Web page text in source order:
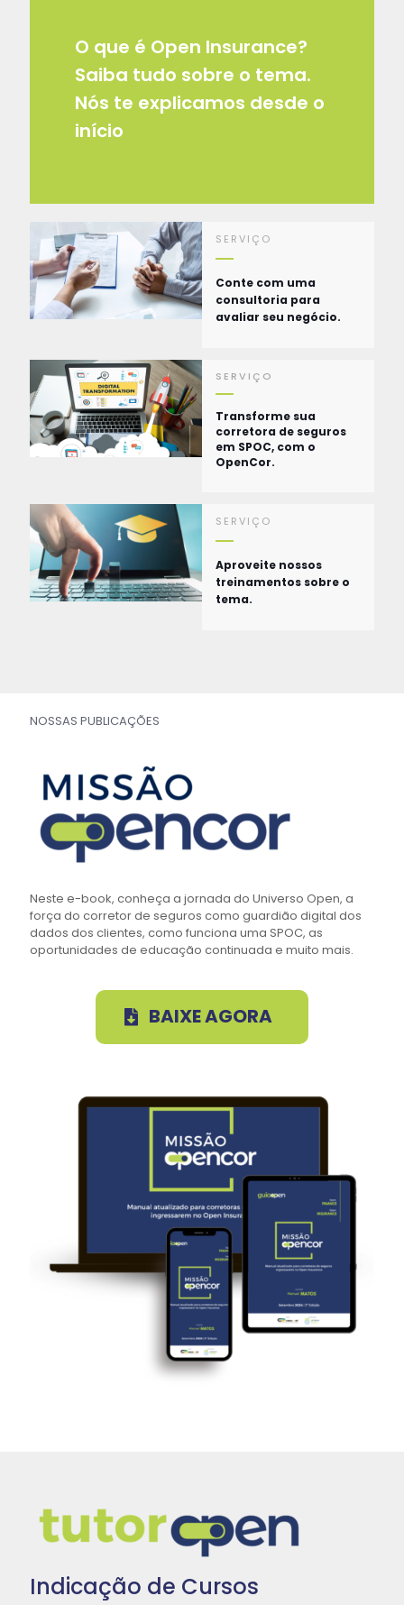
O que é Open Insurance?
Saiba tudo sobre o tema.
Nós te explicamos desde o
início
SERVIÇO
Conte com uma
consultoria para
avaliar seu negócio.
SERVIÇO
Transforme sua
corretora de seguros
em SPOC, com o
OpenCor.
SERVIÇO
Aproveite nossos
treinamentos sobre o
tema.
NOSSAS PUBLICAÇÕES
Neste e-book, conheça a jornada do Universo Open, a
força do corretor de seguros como guardião digital dos
dados dos clientes, como funciona uma SPOC, as
oportunidades de educação continuada e muito mais.
BAIXE AGORA
Indicação de Cursos